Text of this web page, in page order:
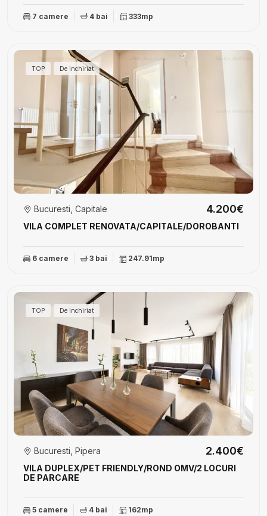
7 camere 4 bai 333mp
TOP De inchiriat
VILA COMPLET RENOVATA/CAPITALE/DOROBANTI
Bucuresti, Capitale 4.200€
6 camere 3 bai 247.91mp
TOP De inchiriat
VILA DUPLEX/PET FRIENDLY/ROND OMV/2 LOCURI
DE PARCARE
Bucuresti, Pipera 2.400€
5 camere 4 bai 162mp